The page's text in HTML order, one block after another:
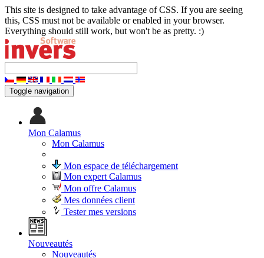
This site is designed to take advantage of CSS. If you are seeing
this, CSS must not be available or enabled in your browser.
Everything should still work, but won't be as pretty. :)
Toggle navigation
Mon Calamus
Mon Calamus
Mon espace de téléchargement
Mon expert Calamus
Mon offre Calamus
Mes données client
Tester mes versions
Nouveautés
Nouveautés